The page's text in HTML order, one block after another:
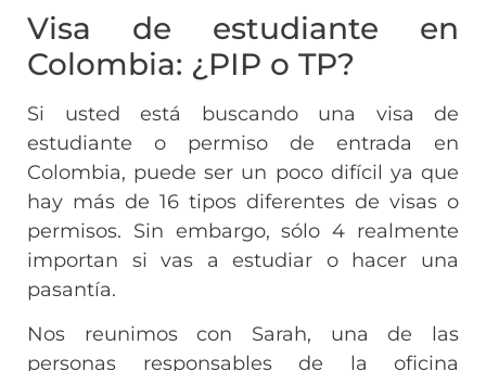
Visa de estudiante en
Colombia: ¿PIP o TP?
Si usted está buscando una visa de
estudiante o permiso de entrada en
Colombia, puede ser un poco difícil ya que
hay más de 16 tipos diferentes de visas o
permisos. Sin embargo, sólo 4 realmente
importan si vas a estudiar o hacer una
pasantía.
Nos reunimos con Sarah, una de las
personas responsables de la oficina